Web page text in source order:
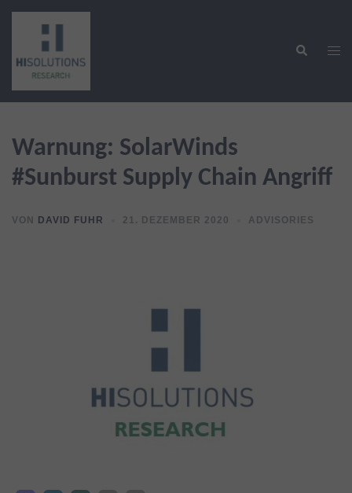
Zum
springen
Suche
Warnung: SolarWinds
#Sunburst Supply Chain Angriff
VON DAVID FUHR 21. DEZEMBER 2020 ADVISORIES